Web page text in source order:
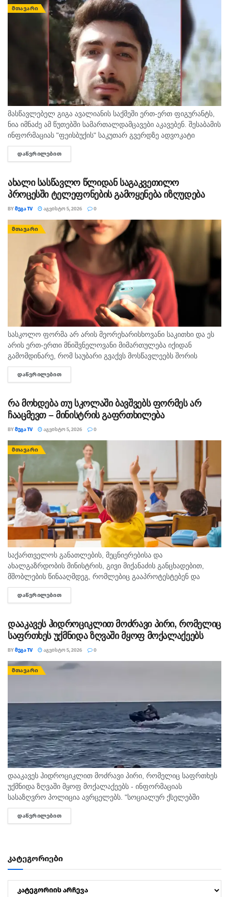
ᲛᲗᲐᲕᲐᲠᲘ
მასწავლებელ გიგა ავალიანის საქმეში ერთ-ერთ ფიგურანტს,
ნია იმნაძე ამ წუთებში სამართალდამცავები აკავებენ. შესაბამის
ინფორმაციას "ფეისბუქის" საკუთარ გვერდზე ადვოკატი
გიორგი ლეკვიშვილი ავრცელებს.
ᲓᲐᲬᲕᲠᲘᲚᲔᲑᲘᲗ
ახალი სასწავლო წლიდან საგაკვეთილო
პროცესში ტელეფონების გამოყენება იზღუდება
BYᲛᲔᲒᲐ TV ᲐᲒᲕᲘᲡᲢᲝ 5, 2026 0
ᲛᲗᲐᲕᲐᲠᲘ
სასკოლო ფორმა არ არის მეორეხარისხოვანი საკითხი და ეს
არის ერთ-ერთი მნიშვნელოვანი მიმართულება იქიდან
გამომდინარე, რომ საუბარი გვაქვს მოსწავლეებს შორის
თანასწორობაზე, უსაფრთხო გარემოს უზრუნველყოფასა და
სწავლის ხარისხის ამაღლების ხელშეწყობაზე, ეს მსოფლიო
ᲓᲐᲬᲕᲠᲘᲚᲔᲑᲘᲗ
რა მოხდება თუ სკოლაში ბავშვებს ფორმეს არ
ჩააცმევთ – მინისტრის გაფრთხილება
BYᲛᲔᲒᲐ TV ᲐᲒᲕᲘᲡᲢᲝ 5, 2026 0
ᲛᲗᲐᲕᲐᲠᲘ
საქართველოს განათლების, მეცნიერებისა და
ახალგაზრდობის მინისტრის, გივი მიქანაძის განცხადებით,
მშობლების წინააღმდეგ, რომლებიც გააპროტესტებენ და
ბავშვებს სასკოლო ფორმას მაინც არ ჩააცმევენ, იქნება
განსაზღვრული, როგორც აღმზრდელობითი, ისე კონკრეტული
ᲓᲐᲬᲕᲠᲘᲚᲔᲑᲘᲗ
დააკავეს ჰიდროციკლით მოძრავი პირი, რომელიც
საფრთხეს უქმნიდა ზღვაში მყოფ მოქალაქეებს
BYᲛᲔᲒᲐ TV ᲐᲒᲕᲘᲡᲢᲝ 5, 2026 0
ᲛᲗᲐᲕᲐᲠᲘ
დააკავეს ჰიდროციკლით მოძრავი პირი, რომელიც საფრთხეს
უქმნიდა ზღვაში მყოფ მოქალაქეებს - ინფორმაციას
სასაზღვრო პოლიცია ავრცელებს. "სოციალურ ქსელებში
სხვადასხვა გვერდის მეშვეობით გავრცელდა ვიდეომასალა,
რომელშიც ჩანს, რომ ურეკის სანაპიროზე, ჰიდროციკლით
ᲓᲐᲬᲕᲠᲘᲚᲔᲑᲘᲗ
კატეგორიები
კატეგორიები